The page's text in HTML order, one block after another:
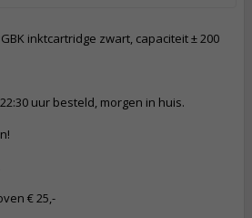
inktcartridge zwart, capaciteit ± 200
uur besteld, morgen in huis.
€ 25,-